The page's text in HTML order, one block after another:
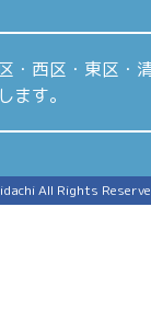
西区・東区・
す。
All Rights